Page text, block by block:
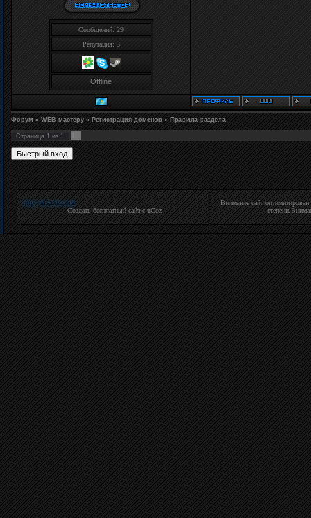
Сообщений: 29
Репутация: 3
Offline
Форум » WEB-мастеру » Регистрация доменов » Правила раздела
Страница 1 из 1
http://nfs.ucoz.org/
Создатьбесплатный сайтсuCoz
Внимание cайт